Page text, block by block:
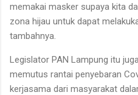
memakai masker supaya kita
zona hijau untuk dapat
tambahnya.
Legislator PAN Lampung itu
memutus rantai penyebaran
kerjasama dari masyarakat